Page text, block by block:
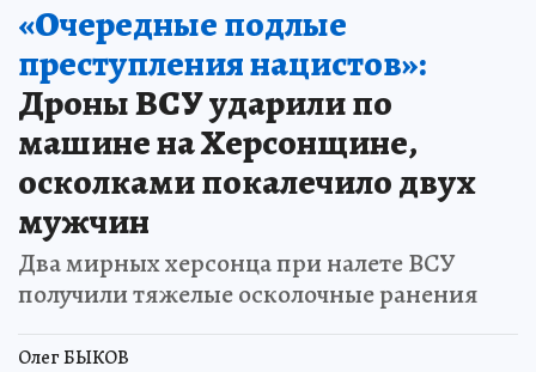
«Очередные подлые
преступления нацистов»:
Дроны ВСУ ударили по
машине на Херсонщине,
осколками покалечило двух
мужчин
Два мирных херсонца при налете ВСУ
получили тяжелые осколочные ранения
Олег БЫКОВ